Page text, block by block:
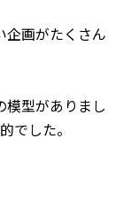
企画がたくさん
模型がありまし
でした。